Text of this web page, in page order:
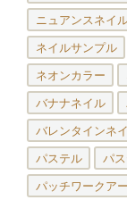
ニュアンスネイ
ネイルサンプル
ネオンカラー
バナナネイル
バレンタインネ
パステル パ
パッチワークア